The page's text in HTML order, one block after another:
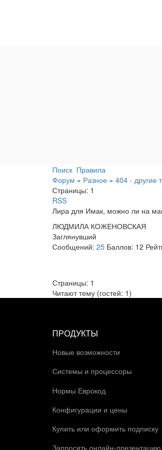
Поиск Правила
Форум » Разное » 404 - другие
Страницы: 1
RSS
Лира для Имак, можно ли на
ЛЮДМИЛА КОЖЕНОВСКАЯ
Заглянувший
Сообщений: 25 Баллов: 12
Страницы: 1
Читают тему (гостей: 1)
ПРОДУКТЫ
Новые возможности
Системы и процессоры
Нормы Еврокод
Конфигурации и цены
Купить или оформить подписку
Запросить онлайн-презентацию